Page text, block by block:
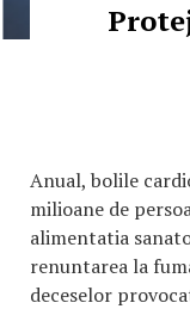
Anual, bolile
milioane de
alimentatia
renuntarea la
deceselor